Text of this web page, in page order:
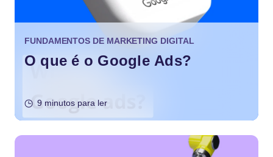
FUNDAMENTOS DE MARKETING DIGITAL
O que é o Google Ads?
9 minutos para ler